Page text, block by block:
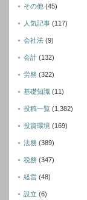
その他 (45)
人気記事 (117)
会社法 (9)
会計 (132)
労務 (322)
基礎知識 (11)
投稿一覧 (1,382)
投資環境 (169)
法務 (389)
税務 (347)
経営 (48)
設立 (6)